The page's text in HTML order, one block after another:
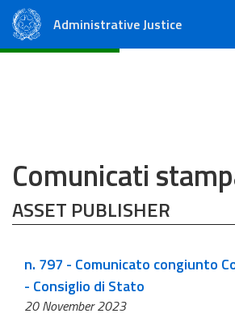
Administrative Justice
Comunicati
ASSET PUBLISHER
n. 797 - Comunicato congiunto
- Consiglio di Stato
20 November 2023